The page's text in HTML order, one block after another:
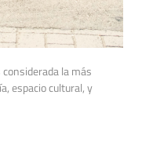
la más
espacio cultural, y